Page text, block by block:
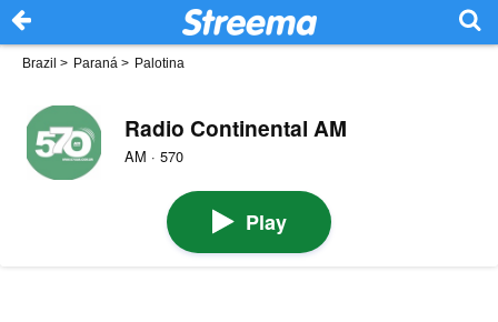
Brazil > Paraná > Palotina
Radio Continental AM
AM · 570
Play